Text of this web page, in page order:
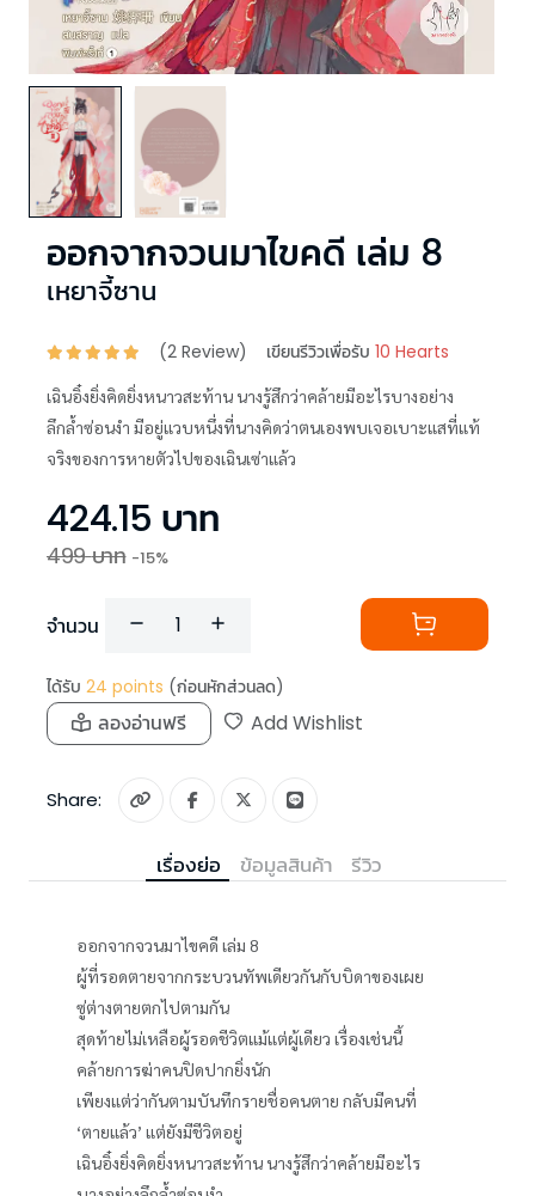
ออกจากจวนมาไขคดี เล่ม 8
เหยาจี้ซาน
(2 Review) เขียนรีวิวเพื่อรับ 10 Hearts
เฉินอิ๋งยิ่งคิดยิ่งหนาวสะท้าน นางรู้สึกว่าคล้ายมีอะไรบางอย่าง
ลึกล้ำซ่อนงำ มีอยู่แวบหนึ่งที่นางคิดว่าตนเองพบเจอเบาะแสที่แท้
จริงของการหายตัวไปของเฉินเซ่าแล้ว
424.15 บาท
499บาท -15%
จำนวน
ได้รับ 24 points (ก่อนหักส่วนลด)
ลองอ่านฟรี Add Wishlist
Share:
เรื่องย่อ ข้อมูลสินค้า รีวิว
ออกจากจวนมาไขคดี เล่ม 8
ผู้ที่รอดตายจากกระบวนทัพเดียวกันกับบิดาของเผย
ซู่ต่างตายตกไปตามกัน
สุดท้ายไม่เหลือผู้รอดชีวิตแม้แต่ผู้เดียว เรื่องเช่นนี้
คล้ายการฆ่าคนปิดปากยิ่งนัก
เพียงแต่ว่ากันตามบันทึกรายชื่อคนตาย กลับมีคนที่
‘ตายแล้ว’ แต่ยังมีชีวิตอยู่
เฉินอิ๋งยิ่งคิดยิ่งหนาวสะท้าน นางรู้สึกว่าคล้ายมีอะไร